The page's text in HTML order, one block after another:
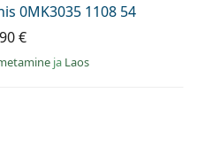
0MK3035 1108 54
€
ja Laos